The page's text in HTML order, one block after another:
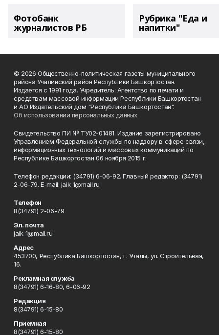
Фотобанк
журналистов РБ
Рубрика "Еда и
напитки"
© 2026 Общественно-политическая газеты муниципального
района Учалинский район Республики Башкортостан.
Издается с 1991 года. Учредитель: Агентство по печати и
средствам массовой информации Республики Башкортостан
и АО Издательский дом "Республика Башкортостан".
Об использовании персональных данных
Свидетельство ПИ № ТУ02-01481. Издание зарегистрировано
Управлением Федеральной службы по надзору в сфере связи,
информационных технологий и массовых коммуникаций по
Республике Башкортостан 06 ноября 2015 г.
Телефон редакции: (34791) 6-06-92. Главный редактор: (34791)
2-06-79. Е-mаil: jaik_1@mail.ru
Телефон
8(34791) 2-06-79
Эл. почта
jaik_1@mail.ru
Адрес
453700, Республика Башкортостан, г. Учалы, ул. Строительная,
16.
Рекламная служба
8(34791) 6-16-80, 6-06-92
Редакция
8(34791) 6-15-80
Приемная
8(34791) 6-15-80